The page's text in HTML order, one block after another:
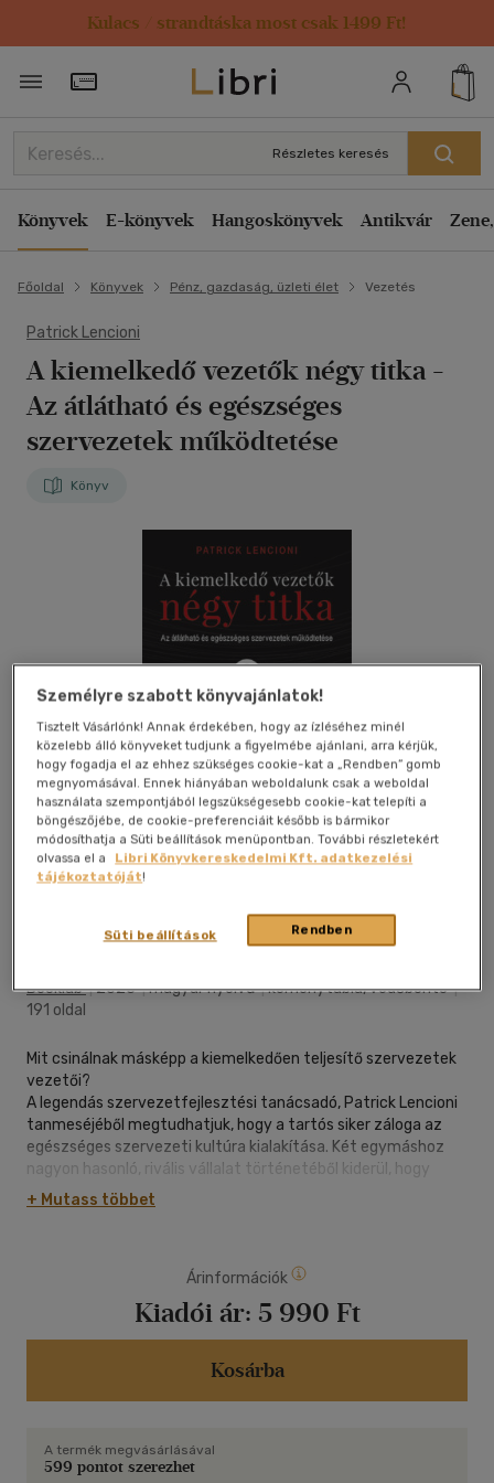
Kulacs / strandtáska most csak 1499 Ft!
Törzsvásárlói Kártya adatai
Részletes keresés
Könyvek E-könyvek Hangoskönyvek Antikvár
Főoldal Könyvek Pénz, gazdaság, üzleti élet Vezetés
Patrick Lencioni
A kiemelkedő vezetők négy titka -
Az átlátható és egészséges
szervezetek működtetése
Könyv
Booklab|2025|magyar nyelvű|keménytábla, védőborító|
191 oldal
Mit csinálnak másképp a kiemelkedően teljesítő szervezetek
vezetői?
A legendás szervezetfejlesztési tanácsadó, Patrick Lencioni
tanmeséjéből megtudhatjuk, hogy a tartós siker záloga az
egészséges szervezeti kultúra kialakítása. Két egymáshoz
nagyon hasonló, rivális vállalat történetéből kiderül, hogy
vezetőként az elsődleges feladatunk az egyértelműség és
átláthatóság megteremtése, és az őszinte kommunikáción
mindennapi működés során, és felbecsülhetetlen
versenyelőnyre tehetünk szert
"Két adottság közös minden eredményes szervezetben:
intelligensek és egészségesek. Egy vállalkozás akkor
tekinthető intelligensnek, ha briliáns stratégiát, hatékony
szintű morál, kisebb fluktuáció és nagyobb hatékonyság
jellemzi."
+ Mutass többet
Árinformációk
Kiadói ár: 5 990 Ft
Kosárba
A termék megvásárlásával
599 pontot szerezhet
Személyre szabott könyvajánlatok!
Tisztelt Vásárlónk! Annak érdekében, hogy az ízléséhez minél
közelebb álló könyveket tudjunk a figyelmébe ajánlani, arra kérjük,
hogy fogadja el az ehhez szükséges cookie-kat a „Rendben” gomb
megnyomásával. Ennek hiányában weboldalunk csak a weboldal
használata szempontjából legszükségesebb cookie-kat telepíti a
böngészőjébe, de cookie-preferenciáit később is bármikor
módosíthatja a Süti beállítások menüpontban. További részletekért
olvassa el a
Libri Könyvkereskedelmi Kft. adatkezelési
tájékoztatóját!
Rendben
Süti beállítások